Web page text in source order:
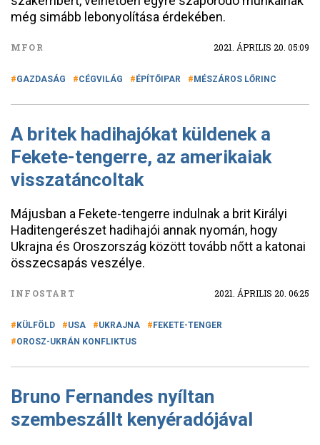
még simább lebonyolítása érdekében.
MFOR 2021. ÁPRILIS 20. 05:09
GAZDASÁG CÉGVILÁG ÉPÍTŐIPAR MÉSZÁROS LŐRINC
A britek hadihajókat küldenek a
Fekete-tengerre, az amerikaiak
visszatáncoltak
Májusban a Fekete-tengerre indulnak a brit Királyi
Haditengerészet hadihajói annak nyomán, hogy
Ukrajna és Oroszország között tovább nőtt a katonai
összecsapás veszélye.
INFOSTART 2021. ÁPRILIS 20. 06:25
KÜLFÖLD USA UKRAJNA
FEKETE-TENGER
OROSZ-UKRÁN KONFLIKTUS
Bruno Fernandes nyíltan
szembeszállt kenyéradójával